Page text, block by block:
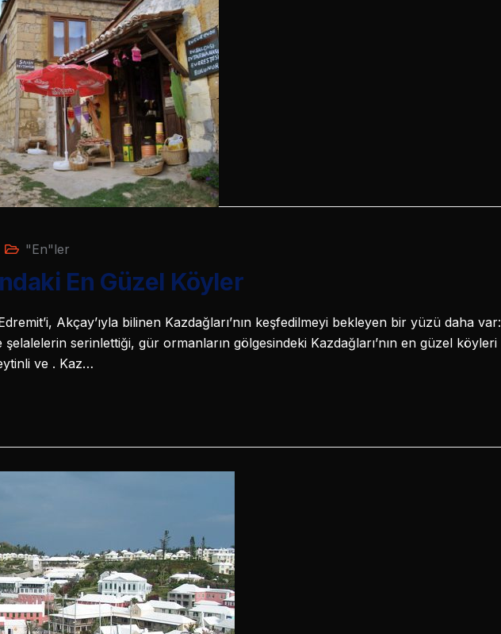
"En"ler
En Güzel Köyler
Akçay’ıyla bilinen Kazdağları’nın keşfedilmeyi bekleyen bir yüzü daha var:
serinlettiği, gür ormanların gölgesindeki Kazdağları’nın en güzel köyleri
ve . Kaz…